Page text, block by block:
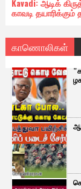
Kavadi: ஆடிக்
காவடி
காணொலிகள்